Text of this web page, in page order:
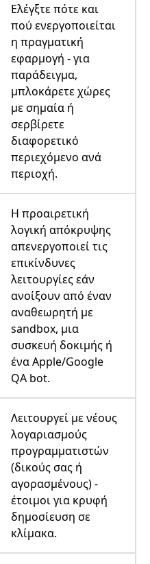
Ελέγξτε πότε και
πού ενεργοποιείται
η πραγματική
εφαρμογή - για
παράδειγμα,
μπλοκάρετε χώρες
με σημαία ή
σερβίρετε
διαφορετικό
περιεχόμενο ανά
περιοχή.
Η προαιρετική
λογική απόκρυψης
απενεργοποιεί τις
επικίνδυνες
λειτουργίες εάν
ανοίξουν από έναν
αναθεωρητή με
sandbox, μια
συσκευή δοκιμής ή
ένα Apple/Google
QA bot.
Λειτουργεί με νέους
λογαριασμούς
προγραμματιστών
(δικούς σας ή
αγορασμένους) -
έτοιμοι για κρυφή
δημοσίευση σε
κλίμακα.